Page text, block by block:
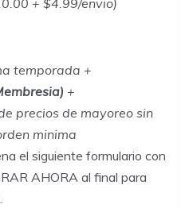
+ $4.99/envio)
temporada +
+
precios de mayoreo sin
minima
el siguiente formulario con
AHORA al final para